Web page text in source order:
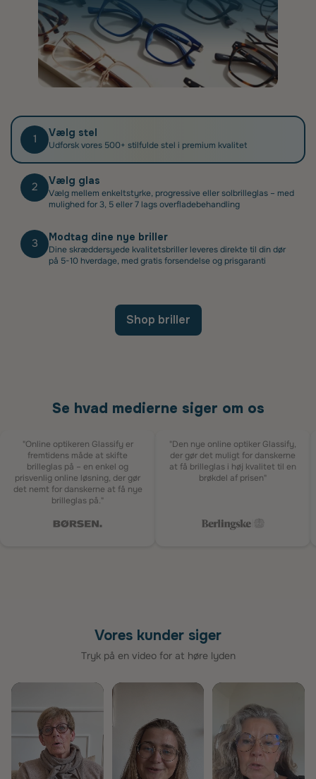
1 Vælg stel
Udforsk vores 500+ stilfulde stel i premium kvalitet
2 Vælg glas
Vælg mellem enkeltstyrke, progressive eller solbrilleglas – med
mulighed for 3, 5 eller 7 lags overfladebehandling
3 Modtag dine nye briller
Dine skræddersyede kvalitetsbriller leveres direkte til din dør
på 5-10 hverdage, med gratis forsendelse og prisgaranti
Shop briller
Se hvad medierne siger om os
"Online optikeren Glassify er
fremtidens måde at skifte
brilleglas på – en enkel og
prisvenlig online løsning, der gør
det nemt for danskerne at få nye
brilleglas på."
"Den nye online optiker Glassify,
der gør det muligt for danskerne
at få brilleglas i høj kvalitet til en
brøkdel af prisen"
Vores kunder siger
Tryk på en video for at høre lyden